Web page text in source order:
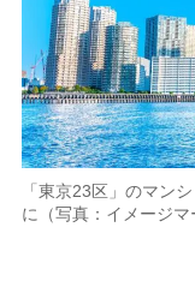
「東京23区」のマン
に（写真：イメージマ